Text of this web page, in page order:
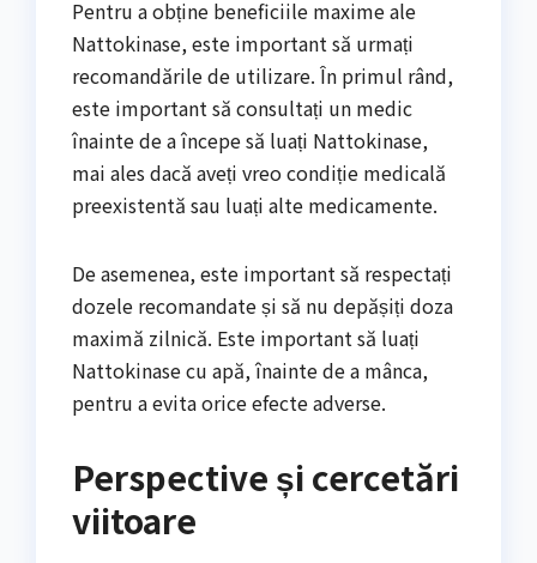
Pentru a obține beneficiile maxime ale
Nattokinase, este important să urmați
recomandările de utilizare. În primul rând,
este important să consultați un medic
înainte de a începe să luați Nattokinase,
mai ales dacă aveți vreo condiție medicală
preexistentă sau luați alte medicamente.
De asemenea, este important să respectați
dozele recomandate și să nu depășiți doza
maximă zilnică. Este important să luați
Nattokinase cu apă, înainte de a mânca,
pentru a evita orice efecte adverse.
Perspective și cercetări
viitoare